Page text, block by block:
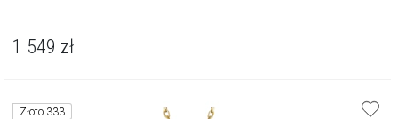
1 549 zł
Złoto 333